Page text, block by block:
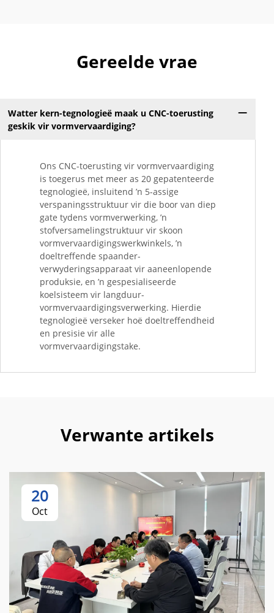
Gereelde vrae
Watter kern-tegnologieë maak u CNC-toerusting
geskik vir vormvervaardiging?
Ons CNC-toerusting vir vormvervaardiging
is toegerus met meer as 20 gepatenteerde
tegnologieë, insluitend ’n 5-assige
verspaningsstruktuur vir die boor van diep
gate tydens vormverwerking, ’n
stofversamelingstruktuur vir skoon
vormvervaardigingswerkwinkels, ’n
doeltreffende spaander-
verwyderingsapparaat vir aaneenlopende
produksie, en ’n gespesialiseerde
koelsisteem vir langduur-
vormvervaardigingsverwerking. Hierdie
tegnologieë verseker hoë doeltreffendheid
en presisie vir alle
vormvervaardigingstake.
Verwante artikels
20
Oct